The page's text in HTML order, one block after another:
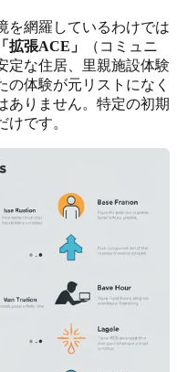
を網羅しているわけでは
「拡張ACE」
（コミュニ
定な住居、里親施設体験
の体験が元リストになく
りません。特定の初期
です。